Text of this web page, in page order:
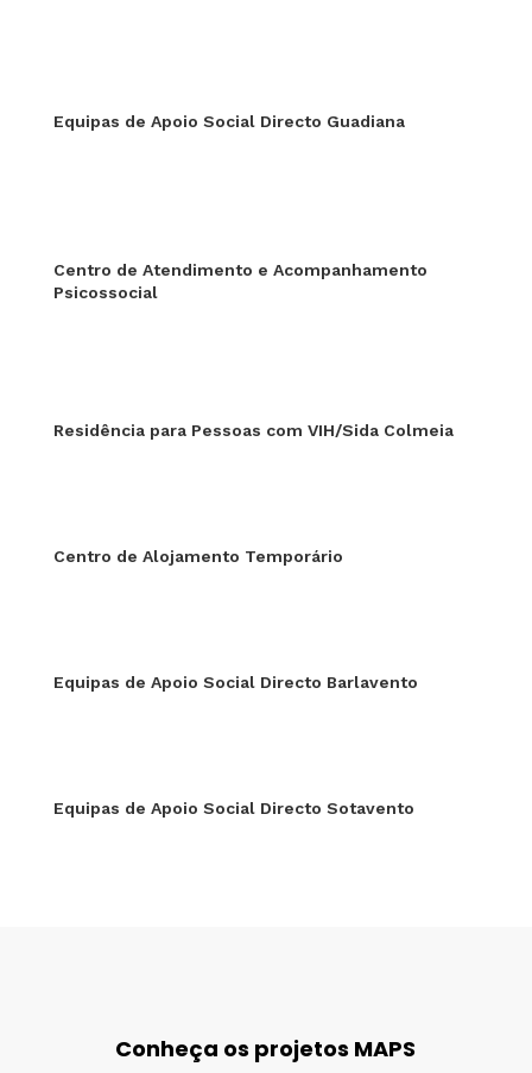
Equipas de Apoio Social Directo Guadiana
Centro de Atendimento e Acompanhamento
Psicossocial
Residência para Pessoas com VIH/Sida Colmeia
Centro de Alojamento Temporário
Equipas de Apoio Social Directo Barlavento
Equipas de Apoio Social Directo Sotavento
Conheça os projetos MAPS